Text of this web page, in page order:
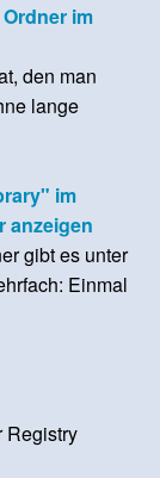
im
den man
lange
im
anzeigen
gibt es unter
Einmal
Registry